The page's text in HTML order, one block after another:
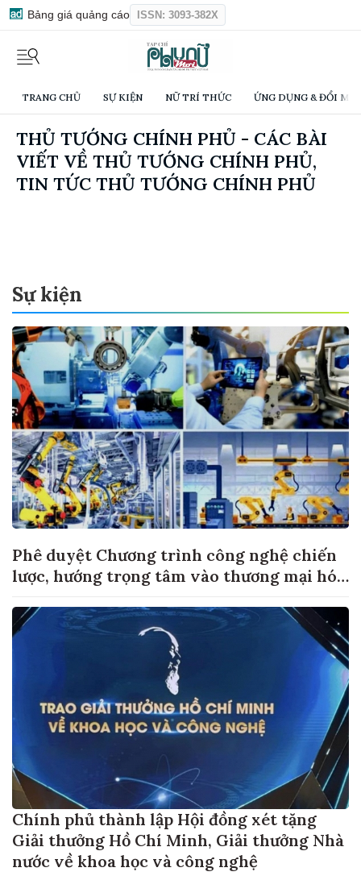
Bảng giá quảng cáo ISSN: 3093-382X
TRANG CHỦ SỰ KIỆN NỮ TRÍ THỨC ỨNG DỤNG & ĐỔI
THỦ TƯỚNG CHÍNH PHỦ - CÁC BÀI
VIẾT VỀ THỦ TƯỚNG CHÍNH PHỦ,
TIN TỨC THỦ TƯỚNG CHÍNH PHỦ
Sự kiện
Phê duyệt Chương trình công nghệ chiến
lược, hướng trọng tâm vào thương mại hóa
Chính phủ thành lập Hội đồng xét tặng
Giải thưởng Hồ Chí Minh, Giải thưởng Nhà
nước về khoa học và công nghệ